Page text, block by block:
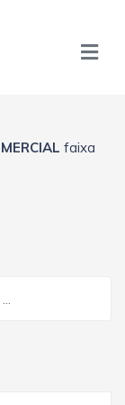
faixa